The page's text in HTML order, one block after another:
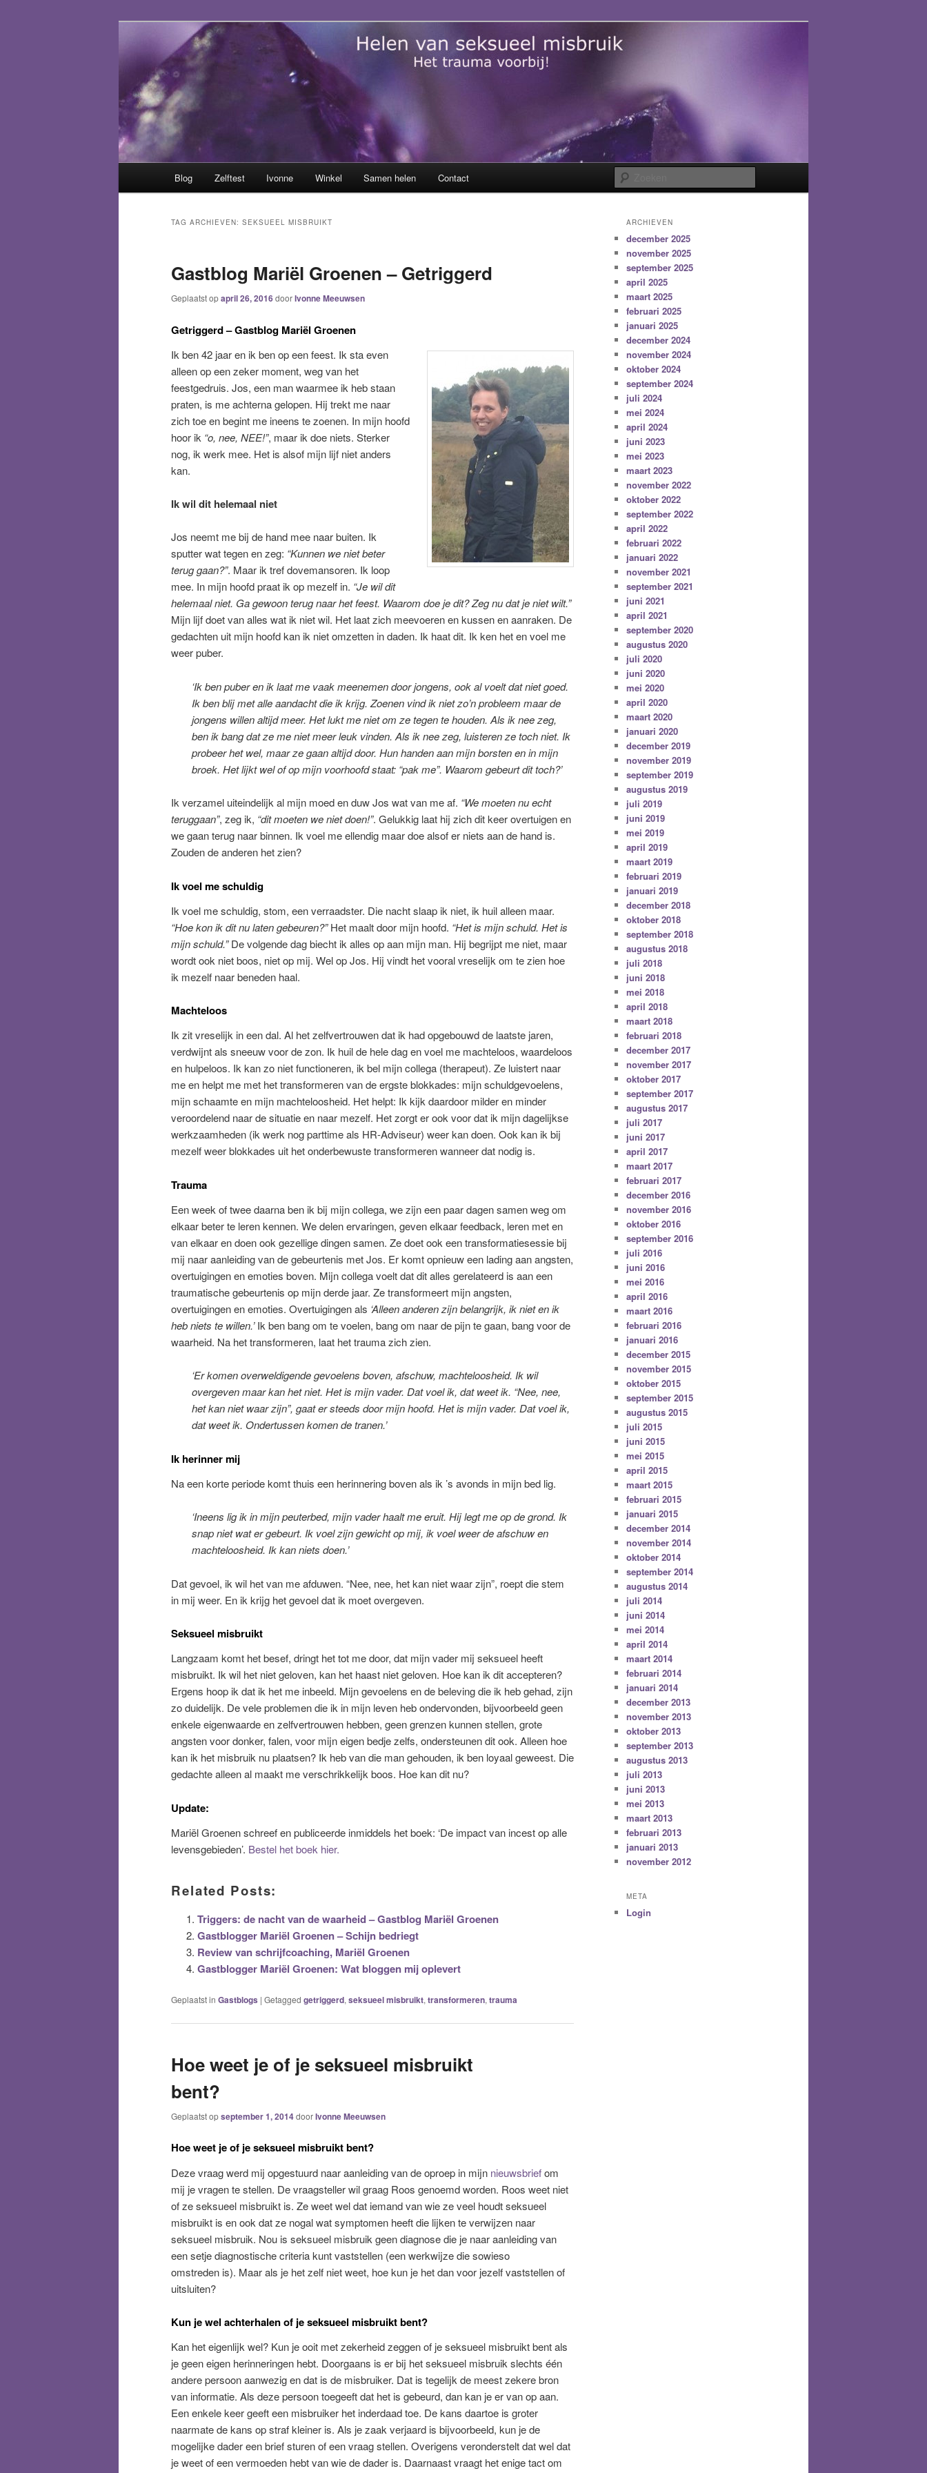
Helen van seksueel misbruik
Het trauma voorbij!
Blog Zelftest Ivonne Winkel Samen helen Contact
TAG ARCHIEVEN: SEKSUEEL MISBRUIKT
Gastblog Mariël Groenen – Getriggerd
Geplaatst opapril 26, 2016doorIvonne Meeuwsen
Getriggerd – Gastblog Mariël Groenen
Ik ben 42 jaar en ik ben op een feest. Ik sta even
alleen op een zeker moment, weg van het
feestgedruis. Jos, een man waarmee ik heb staan
praten, is me achterna gelopen. Hij trekt me naar
zich toe en begint me ineens te zoenen. In mijn hoofd
hoor ik “o, nee, NEE!”, maar ik doe niets. Sterker
nog, ik werk mee. Het is alsof mijn lijf niet anders
kan.
Ik wil dit helemaal niet
Jos neemt me bij de hand mee naar buiten. Ik
sputter wat tegen en zeg: “Kunnen we niet beter
terug gaan?”. Maar ik tref dovemansoren. Ik loop
mee. In mijn hoofd praat ik op mezelf in. “Je wil dit
helemaal niet. Ga gewoon terug naar het feest. Waarom doe je dit? Zeg nu dat je niet wilt.”
Mijn lijf doet van alles wat ik niet wil. Het laat zich meevoeren en kussen en aanraken. De
gedachten uit mijn hoofd kan ik niet omzetten in daden. Ik haat dit. Ik ken het en voel me
weer puber.
‘Ik ben puber en ik laat me vaak meenemen door jongens, ook al voelt dat niet goed.
Ik ben blij met alle aandacht die ik krijg. Zoenen vind ik niet zo’n probleem maar de
jongens willen altijd meer. Het lukt me niet om ze tegen te houden. Als ik nee zeg,
ben ik bang dat ze me niet meer leuk vinden. Als ik nee zeg, luisteren ze toch niet. Ik
probeer het wel, maar ze gaan altijd door. Hun handen aan mijn borsten en in mijn
broek. Het lijkt wel of op mijn voorhoofd staat: “pak me”. Waarom gebeurt dit toch?’
Ik verzamel uiteindelijk al mijn moed en duw Jos wat van me af. “We moeten nu echt
teruggaan”, zeg ik, “dit moeten we niet doen!”. Gelukkig laat hij zich dit keer overtuigen en
we gaan terug naar binnen. Ik voel me ellendig maar doe alsof er niets aan de hand is.
Zouden de anderen het zien?
Ik voel me schuldig
Ik voel me schuldig, stom, een verraadster. Die nacht slaap ik niet, ik huil alleen maar.
“Hoe kon ik dit nu laten gebeuren?”Het maalt door mijn hoofd. “Het is mijn schuld. Het is
mijn schuld.”De volgende dag biecht ik alles op aan mijn man. Hij begrijpt me niet, maar
wordt ook niet boos, niet op mij. Wel op Jos. Hij vindt het vooral vreselijk om te zien hoe
ik mezelf naar beneden haal.
Machteloos
Ik zit vreselijk in een dal. Al het zelfvertrouwen dat ik had opgebouwd de laatste jaren,
verdwijnt als sneeuw voor de zon. Ik huil de hele dag en voel me machteloos, waardeloos
en hulpeloos. Ik kan zo niet functioneren, ik bel mijn collega (therapeut). Ze luistert naar
me en helpt me met het transformeren van de ergste blokkades: mijn schuldgevoelens,
mijn schaamte en mijn machteloosheid. Het helpt: Ik kijk daardoor milder en minder
veroordelend naar de situatie en naar mezelf. Het zorgt er ook voor dat ik mijn dagelijkse
werkzaamheden (ik werk nog parttime als HR-Adviseur) weer kan doen. Ook kan ik bij
mezelf weer blokkades uit het onderbewuste transformeren wanneer dat nodig is.
Trauma
Een week of twee daarna ben ik bij mijn collega, we zijn een paar dagen samen weg om
elkaar beter te leren kennen. We delen ervaringen, geven elkaar feedback, leren met en
van elkaar en doen ook gezellige dingen samen. Ze doet ook een transformatiesessie bij
mij naar aanleiding van de gebeurtenis met Jos. Er komt opnieuw een lading aan angsten,
overtuigingen en emoties boven. Mijn collega voelt dat dit alles gerelateerd is aan een
traumatische gebeurtenis op mijn derde jaar. Ze transformeert mijn angsten,
overtuigingen en emoties. Overtuigingen als ‘Alleen anderen zijn belangrijk, ik niet en ik
heb niets te willen.’Ik ben bang om te voelen, bang om naar de pijn te gaan, bang voor de
waarheid. Na het transformeren, laat het trauma zich zien.
‘Er komen overweldigende gevoelens boven, afschuw, machteloosheid. Ik wil
overgeven maar kan het niet. Het is mijn vader. Dat voel ik, dat weet ik. “Nee, nee,
het kan niet waar zijn”, gaat er steeds door mijn hoofd. Het is mijn vader. Dat voel ik,
dat weet ik. Ondertussen komen de tranen.’
Ik herinner mij
Na een korte periode komt thuis een herinnering boven als ik ’s avonds in mijn bed lig.
‘Ineens lig ik in mijn peuterbed, mijn vader haalt me eruit. Hij legt me op de grond. Ik
snap niet wat er gebeurt. Ik voel zijn gewicht op mij, ik voel weer de afschuw en
machteloosheid. Ik kan niets doen.’
Dat gevoel, ik wil het van me afduwen. “Nee, nee, het kan niet waar zijn”, roept die stem
in mij weer. En ik krijg het gevoel dat ik moet overgeven.
Seksueel misbruikt
Langzaam komt het besef, dringt het tot me door, dat mijn vader mij seksueel heeft
misbruikt. Ik wil het niet geloven, kan het haast niet geloven. Hoe kan ik dit accepteren?
Ergens hoop ik dat ik het me inbeeld. Mijn gevoelens en de beleving die ik heb gehad, zijn
zo duidelijk. De vele problemen die ik in mijn leven heb ondervonden, bijvoorbeeld geen
enkele eigenwaarde en zelfvertrouwen hebben, geen grenzen kunnen stellen, grote
angsten voor donker, falen, voor mijn eigen bedje zelfs, ondersteunen dit ook. Alleen hoe
kan ik het misbruik nu plaatsen? Ik heb van die man gehouden, ik ben loyaal geweest. Die
gedachte alleen al maakt me verschrikkelijk boos. Hoe kan dit nu?
Update:
Mariël Groenen schreef en publiceerde inmiddels het boek: ‘De impact van incest op alle
levensgebieden’. Bestel het boek hier.
Related Posts:
Triggers: de nacht van de waarheid – Gastblog Mariël Groenen
Gastblogger Mariël Groenen – Schijn bedriegt
Review van schrijfcoaching, Mariël Groenen
Gastblogger Mariël Groenen: Wat bloggen mij oplevert
Geplaatst in Gastblogs | Getagged getriggerd,seksueel misbruikt,transformeren,trauma
Hoe weet je of je seksueel misbruikt
bent?
Geplaatst opseptember 1, 2014doorIvonne Meeuwsen
Hoe weet je of je seksueel misbruikt bent?
Deze vraag werd mij opgestuurd naar aanleiding van de oproep in mijn nieuwsbriefom
mij je vragen te stellen. De vraagsteller wil graag Roos genoemd worden. Roos weet niet
of ze seksueel misbruikt is. Ze weet wel dat iemand van wie ze veel houdt seksueel
misbruikt is en ook dat ze nogal wat symptomen heeft die lijken te verwijzen naar
seksueel misbruik. Nou is seksueel misbruik geen diagnose die je naar aanleiding van
een setje diagnostische criteria kunt vaststellen (een werkwijze die sowieso
omstreden is). Maar als je het zelf niet weet, hoe kun je het dan voor jezelf vaststellen of
uitsluiten?
Kun je wel achterhalen of je seksueel misbruikt bent?
Kan het eigenlijk wel? Kun je ooit met zekerheid zeggen of je seksueel misbruikt bent als
je geen eigen herinneringen hebt. Doorgaans is er bij het seksueel misbruik slechts één
andere persoon aanwezig en dat is de misbruiker. Dat is tegelijk de meest zekere bron
van informatie. Als deze persoon toegeeft dat het is gebeurd, dan kan je er van op aan.
Een enkele keer geeft een misbruiker het inderdaad toe. De kans daartoe is groter
naarmate de kans op straf kleiner is. Als je zaak verjaard is bijvoorbeeld, kun je de
mogelijke dader een brief sturen of een vraag stellen. Overigens veronderstelt dat wel dat
je weet of een vermoeden hebt van wie de dader is. Daarnaast vraagt het enige tact om
ARCHIEVEN
december 2025
november 2025
september 2025
april 2025
maart 2025
februari 2025
januari 2025
december 2024
november 2024
oktober 2024
september 2024
juli 2024
mei 2024
april 2024
juni 2023
mei 2023
maart 2023
november 2022
oktober 2022
september 2022
april 2022
februari 2022
januari 2022
november 2021
september 2021
juni 2021
april 2021
september 2020
augustus 2020
juli 2020
juni 2020
mei 2020
april 2020
maart 2020
januari 2020
december 2019
november 2019
september 2019
augustus 2019
juli 2019
juni 2019
mei 2019
april 2019
maart 2019
februari 2019
januari 2019
december 2018
oktober 2018
september 2018
augustus 2018
juli 2018
juni 2018
mei 2018
april 2018
maart 2018
februari 2018
december 2017
november 2017
oktober 2017
september 2017
augustus 2017
juli 2017
juni 2017
april 2017
maart 2017
februari 2017
december 2016
november 2016
oktober 2016
september 2016
juli 2016
juni 2016
mei 2016
april 2016
maart 2016
februari 2016
januari 2016
december 2015
november 2015
oktober 2015
september 2015
augustus 2015
juli 2015
juni 2015
mei 2015
april 2015
maart 2015
februari 2015
januari 2015
december 2014
november 2014
oktober 2014
september 2014
augustus 2014
juli 2014
juni 2014
mei 2014
april 2014
maart 2014
februari 2014
januari 2014
december 2013
november 2013
oktober 2013
september 2013
augustus 2013
juli 2013
juni 2013
mei 2013
maart 2013
februari 2013
januari 2013
november 2012
META
Login